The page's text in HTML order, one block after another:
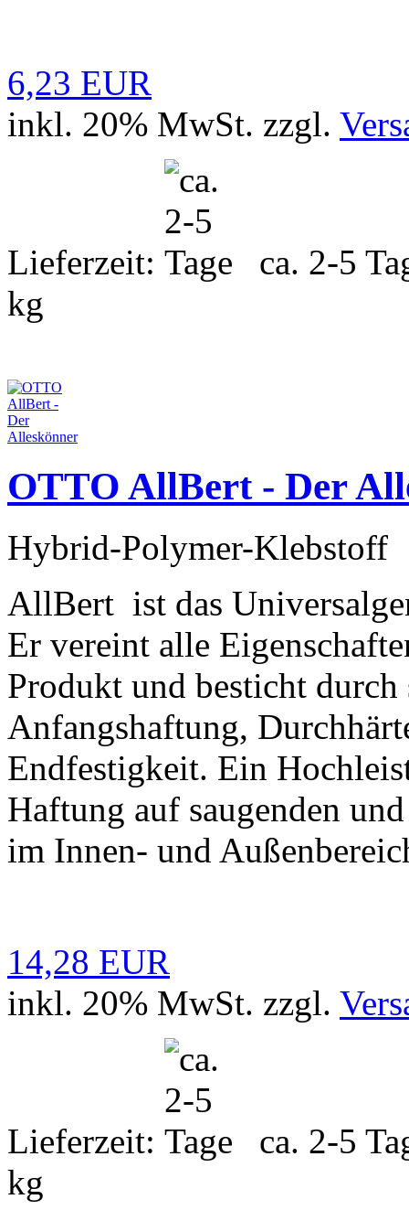
6,23 EUR
inkl. 20% MwSt. zzgl.
Lieferzeit:
ca. 2-5
kg
OTTO AllBert - Der
Hybrid-Polymer-Klebstoff
AllBert ist das
Er vereint alle
Produkt und besticht
Anfangshaftung,
Endfestigkeit. Ein
Haftung auf saugenden
im Innen- und
14,28 EUR
inkl. 20% MwSt. zzgl.
Lieferzeit:
ca. 2-5
kg